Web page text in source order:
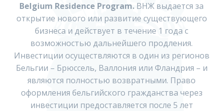
Belgium Residence Program. ВНЖ выдается за
открытие нового или развитие существующего
бизнеса и действует в течение 1 года с
возможностью дальнейшего продления.
Инвестиции осуществляются в один из регионов
Бельгии – Брюссель, Валлония или Фландрия – и
являются полностью возвратными. Право
оформления бельгийского гражданства через
инвестиции предоставляется после 5 лет